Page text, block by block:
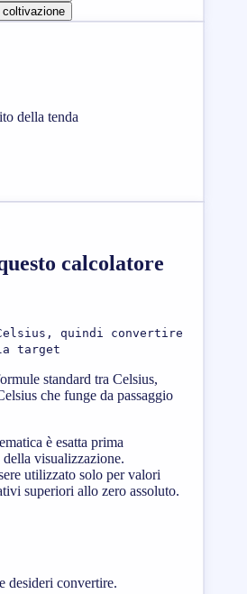
coltivazione
della tenda
calcolatore
quindi convertire
target
standard tra Celsius,
che funge da passaggio
è esatta prima
visualizzazione.
utilizzato solo per valori
superiori allo zero assoluto.
desideri convertire.